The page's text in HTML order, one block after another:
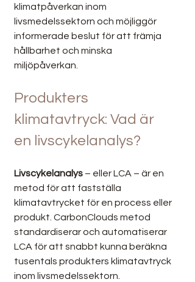
klimatpåverkan inom
livsmedelssektorn och möjliggör
informerade beslut för att främja
hållbarhet och minska
miljöpåverkan.
Produkters
klimatavtryck: Vad är
en livscykelanalys?
Livscykelanalys – eller LCA – är en
metod för att fastställa
klimatavtrycket för en process eller
produkt. CarbonClouds metod
standardiserar och automatiserar
LCA för att snabbt kunna beräkna
tusentals produkters klimatavtryck
inom livsmedelssektorn.